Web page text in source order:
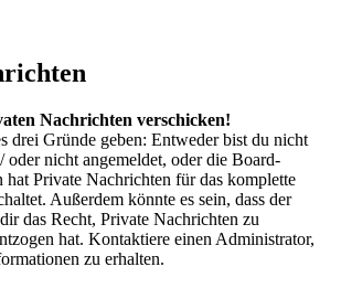
Nachrichten verschicken!
drei Gründe geben: Entweder bist du nicht
oder nicht angemeldet, oder die Board-
hat Private Nachrichten für das komplette
Außerdem könnte es sein, dass der
das Recht, Private Nachrichten zu
hat. Kontaktiere einen Administrator,
zu erhalten.